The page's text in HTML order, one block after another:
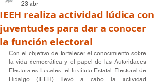
IEEH realiza actividad lúdica con
juventudes para dar a conocer
la función electoral
23 abr
Con el objetivo de fortalecer el conocimiento sobre
la vida democrática y el papel de las Autoridades
Electorales Locales, el Instituto Estatal Electoral de
Hidalgo (IEEH) llevó a cabo la actividad